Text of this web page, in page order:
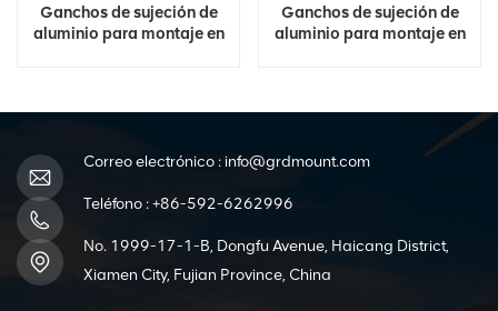
Ganchos de sujeción de
aluminio para montaje en
Ganchos de sujeción de
aluminio para montaje en
Correo electrónico : info@grdmount.com
Teléfono :+86-592-6262996
No. 1999-17-1-B, Dongfu Avenue, Haicang District,
Xiamen City, Fujian Province, China